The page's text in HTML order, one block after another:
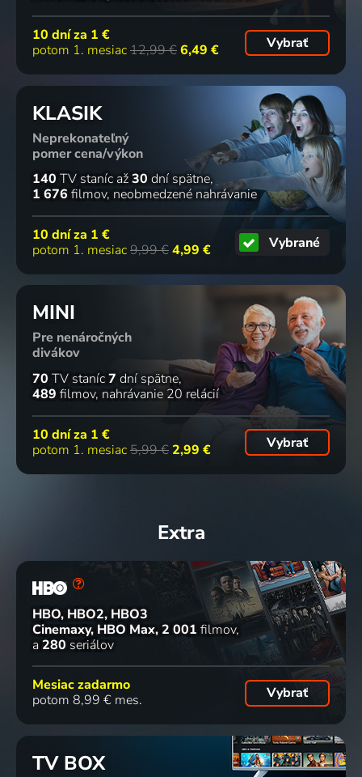
10 dní za 1 €
potom 1. mesiac12,99 €6,49 € Vybrať
KLASIK
Neprekonateľný
pomer cena/výkon
140 TV staníc až30 dní spätne
1 676 filmov neobmedzené nahrávanie
10 dní za 1 €
potom 1. mesiac9,99 €4,99 € Vybrané
MINI
Pre nenáročných
divákov
70 TV staníc7 dní spätne
489 filmov nahrávanie 20 relácií
10 dní za 1 €
potom 1. mesiac5,99 € 2,99 € Vybrať
Extra
HBO, HBO2, HBO3
Cinemaxy, HBO Max 2 001 filmov
a 280 seriálov
Mesiac zadarmo
potom 8,99 € mes.
Vybrať
TV BOX